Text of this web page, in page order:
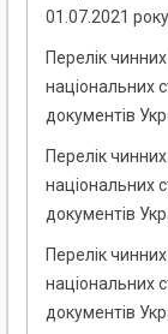
01.07.2021
Перелік
національних
документів
Перелік
національних
документів
Перелік
національних
документів